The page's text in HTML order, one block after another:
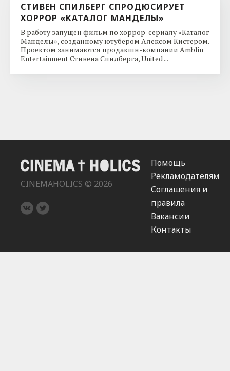
СТИВЕН СПИЛБЕРГ СПРОДЮСИРУЕТ
ХОРРОР «КАТАЛОГ МАНДЕЛЫ»
В работу запущен фильм по хоррор-сериалу «Каталог
Манделы», созданному ютубером Алексом Кистером.
Проектом занимаются продакшн-компании Amblin
Entertainment Стивена Спилберга, United ...
CINEMAHOLICS © 2026
Помощь
Рекламодателям
Соглашения и
правила
Вакансии
Контакты